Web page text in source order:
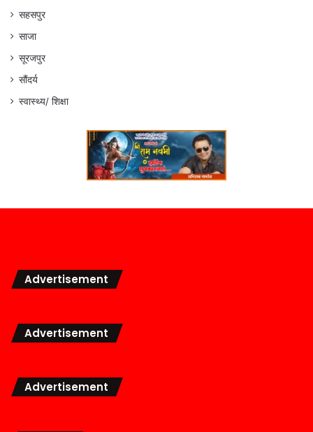
सहसपुर
साजा
सूरजपुर
सौंदर्य
स्वास्थ्य/ शिक्षा
Advertisement
Advertisement
Advertisement